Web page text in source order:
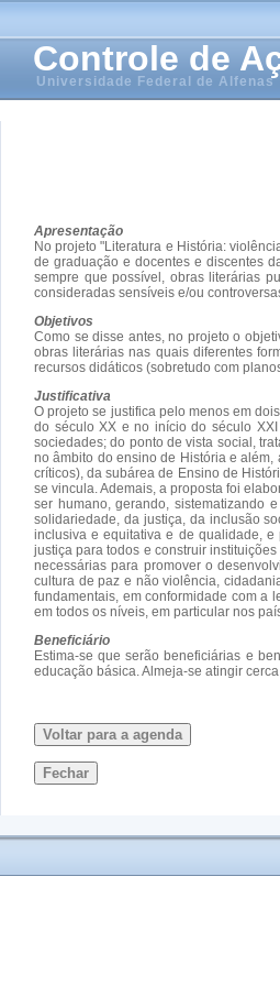
Controle de
Universidade Federal de Alfenas
Apresentação
No projeto "Literatura e História:
de graduação e docentes e discentes
sempre que possível, obras literárias
consideradas sensíveis e/ou
Objetivos
Como se disse antes, no projeto o
obras literárias nas quais diferentes
recursos didáticos (sobretudo com
Justificativa
O projeto se justifica pelo menos em
do século XX e no início do século
sociedades; do ponto de vista social,
no âmbito do ensino de História e
críticos), da subárea de Ensino de
se vincula. Ademais, a proposta foi
ser humano, gerando, sistematizando
solidariedade, da justiça, da inclusão
inclusiva e equitativa e de qualidade,
justiça para todos e construir
necessárias para promover o
cultura de paz e não violência,
fundamentais, em conformidade com a
em todos os níveis, em particular nos
Beneficiário
Estima-se que serão beneficiárias e
educação básica. Almeja-se atingir
Voltar para a agenda
Fechar